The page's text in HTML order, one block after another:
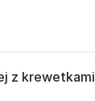
z krewetkami